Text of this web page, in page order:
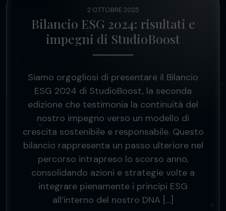
2 OTTOBRE 2025
Bilancio ESG 2024: risultati e
impegni di StudioBoost
Siamo orgogliosi di presentare il Bilancio
ESG 2024 di StudioBoost, la seconda
edizione che testimonia la continuità del
nostro impegno verso un modello di
crescita sostenibile e responsabile. Questo
bilancio rappresenta un passo ulteriore nel
percorso intrapreso lo scorso anno,
consolidando azioni e strategie volte a
integrare pienamente i principi ESG
all’interno del nostro DNA […]